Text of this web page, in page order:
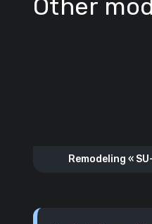
Other
Remodeling «